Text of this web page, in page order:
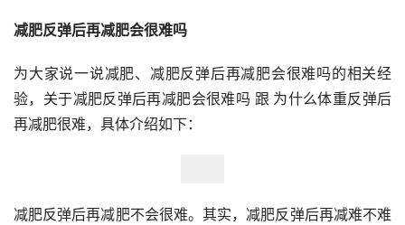
减肥反弹后再减肥会很难吗
为大家说一说减肥、减肥反弹后再减肥会很难吗的相关经
验，关于减肥反弹后再减肥会很难吗 跟 为什么体重反弹后
再减肥很难，具体介绍如下：
减肥反弹后再减肥不会很难。其实，减肥反弹后再减难不难